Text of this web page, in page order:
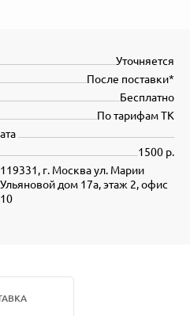
Уточняется
После поставки*
Бесплатно
По тарифам ТК
1500 р.
119331, г. Москва ул. Марии
Ульяновой дом 17а, этаж 2, офис
10